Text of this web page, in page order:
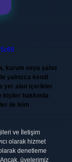
kurum veya şahıs
yalnızca kendi
yer alan içerikler
kişiler hakkında
ile isim
ve İletişim
olarak hizmet
denetleme
üyelerimiz